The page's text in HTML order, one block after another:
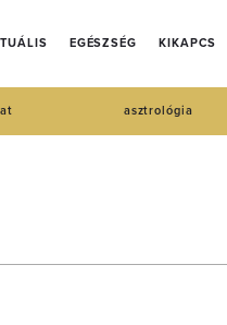
EGÉSZSÉG KIKAPCS
asztrológia